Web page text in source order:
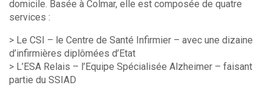
domicile. Basée à Colmar, elle est composée de quatre
services :
> Le CSI – le Centre de Santé Infirmier – avec une dizaine
d’infirmières diplômées d’Etat
> L’ESA Relais – l’Equipe Spécialisée Alzheimer – faisant
partie du SSIAD